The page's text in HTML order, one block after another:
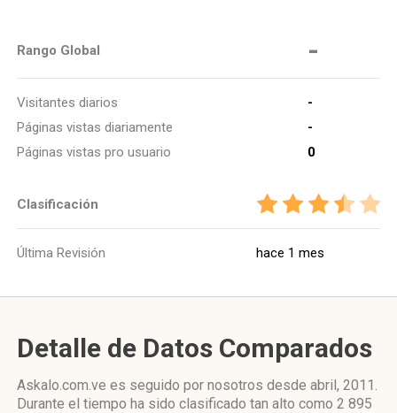
Rango Global -
Visitantes diarios
-
Páginas vistas diariamente
-
Páginas vistas pro usuario
0
Clasificación
Última Revisión hace 1 mes
Detalle de Datos Comparados
Askalo.com.ve es seguido por nosotros desde abril, 2011.
Durante el tiempo ha sido clasificado tan alto como 2 895